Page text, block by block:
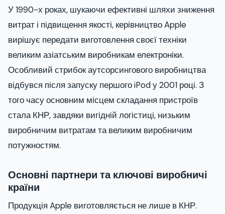
У 1990-х роках, шукаючи ефективні шляхи зниження
витрат і підвищення якості, керівництво Apple
вирішує передати виготовлення своєї техніки
великим азіатським виробникам електроніки.
Особливий стрибок аутсорсингового виробництва
відбувся після запуску першого iPod у 2001 році. З
того часу основним місцем складання пристроїв
стала КНР, завдяки вигідній логістиці, низьким
виробничим витратам та великим виробничим
потужностям.
Основні партнери та ключові виробничі
країни
Продукція Apple виготовляється не лише в КНР.